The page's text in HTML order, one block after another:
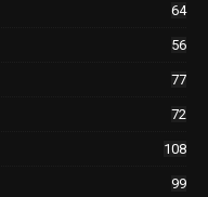
64
56
77
72
108
99